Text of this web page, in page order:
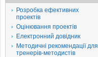
Розробка ефективних
проектів
Оцінювання проектів
Електронний довідник
Методичні рекомендації для
тренерів-методистів